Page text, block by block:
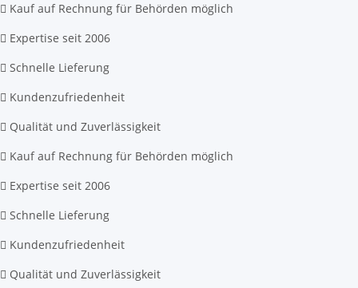
Kauf auf Rechnung für Behörden möglich
Expertise seit 2006
Schnelle Lieferung
Kundenzufriedenheit
Qualität und Zuverlässigkeit
Kauf auf Rechnung für Behörden möglich
Expertise seit 2006
Schnelle Lieferung
Kundenzufriedenheit
Qualität und Zuverlässigkeit